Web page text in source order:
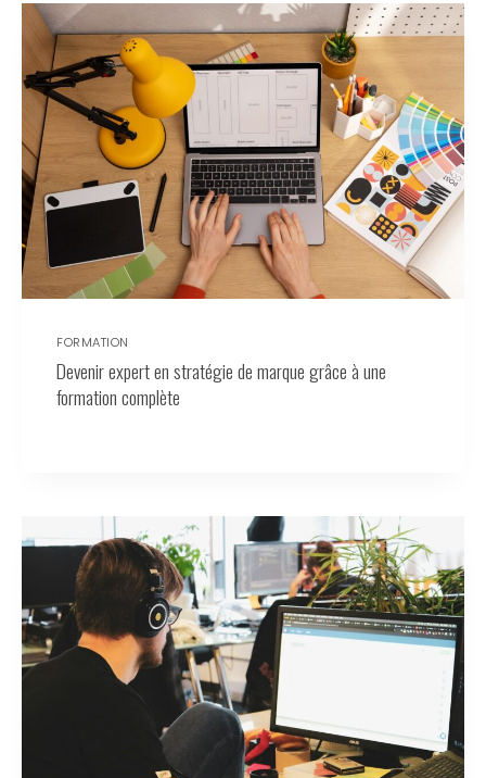
FORMATION
Devenir expert en stratégie de marque grâce à une
formation complète